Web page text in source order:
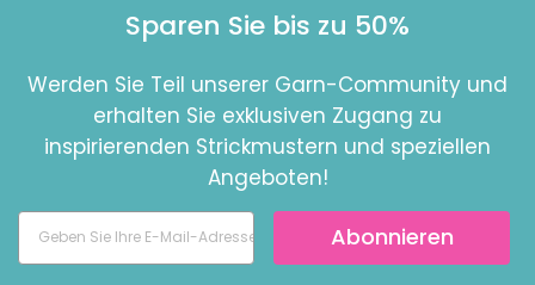
Sparen Sie bis zu 50%
Werden Sie Teil unserer Garn-Community und
erhalten Sie exklusiven Zugang zu
inspirierenden Strickmustern und speziellen
Angeboten!
Abonnieren